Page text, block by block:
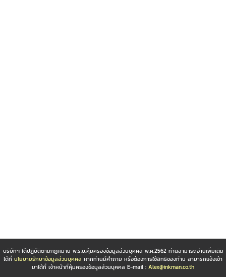
บริษัทฯ ได้ปฏิบัติตามกฏหมาย พ.ร.บ.คุ้มครองข้อมูลส่วนบุคคล พ.ศ.2562 ท่านสามารถอ่านเพิ่มเติม
ได้ที่ นโยบายรักษาข้อมูลส่วนบุคคล หากท่านมีคำถาม หรือต้องการใช้สิทธิของท่าน สามารถแจ้งเข้า
มาได้ที่ เจ้าหน้าที่คุ้มครองข้อมูลส่วนบุคคล E-mail : Alex@inkman.co.th